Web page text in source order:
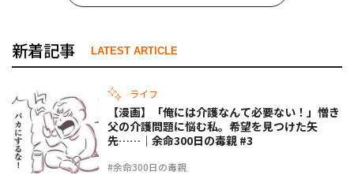
新着記事 LATEST ARTICLE
ライフ
#余命300日の毒親
【漫画】「俺には介護なんて必要ない！」憎き
父の介護問題に悩む私。希望を見つけた矢
先……｜余命300日の毒親 #3